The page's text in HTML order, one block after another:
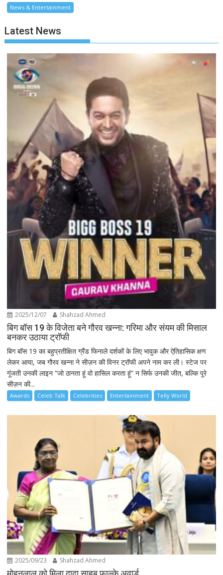
News & Entertainment
Latest News
2025/12/07 Shahzad Ahmed
बिग बॉस 19 के विजेता बने गौरव खन्ना: गरिमा और संयम की मिसाल
बनकर उठाया ट्रॉफी
बिग बॉस 19 का बहुप्रतीक्षित ग्रैंड फिनाले दर्शकों के लिए भावुक और ऐतिहासिक क्षण
लेकर आया, जब गौरव खन्ना ने सीज़न की विनर ट्रॉफी अपने नाम कर ली। स्टेज पर
गूंजती उनकी लाइन “जो ठानता हूं वो हासिल करता हूं” न सिर्फ उनकी जीत, बल्कि पूरे
सीज़न की...
Awards Celeb Talk Celebrities Entertainment Telly World
2025/09/23 Shahzad Ahmed